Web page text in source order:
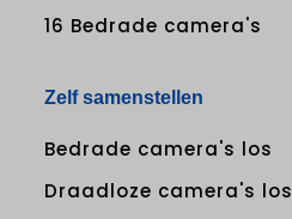
16 Bedrade camera's
Zelf samenstellen
Bedrade camera's los
Draadloze camera's los